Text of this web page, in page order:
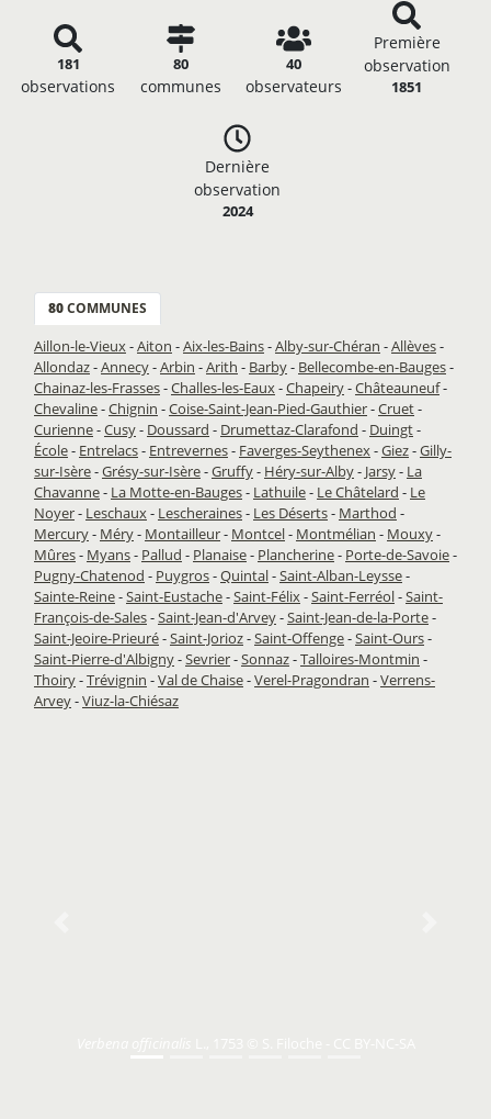
181
observations
80
communes
40
observateurs
Première
observation
1851
Dernière
observation
2024
80COMMUNES
Aillon-le-Vieux-Aiton -Aix-les-Bains-Alby-sur-Chéran -Allèves-
Allondaz-Annecy-Arbin -Arith - Barby- Bellecombe-en-Bauges-
Chainaz-les-Frasses-Challes-les-Eaux-Chapeiry-Châteauneuf-
Chevaline-Chignin -Coise-Saint-Jean-Pied-Gauthier-Cruet-
Curienne-Cusy- Doussard - Drumettaz-Clarafond - Duingt-
École- Entrelacs- Entrevernes- Faverges-Seythenex-Giez-Gilly-
sur-Isère-Grésy-sur-Isère-Gruffy- Héry-sur-Alby- Jarsy- La
Chavanne- La Motte-en-Bauges- Lathuile- Le Châtelard - Le
Noyer- Leschaux- Lescheraines- Les Déserts- Marthod -
Mercury- Méry- Montailleur- Montcel- Montmélian - Mouxy-
Mûres- Myans- Pallud - Planaise- Plancherine- Porte-de-Savoie-
Pugny-Chatenod - Puygros-Quintal-Saint-Alban-Leysse-
Sainte-Reine-Saint-Eustache-Saint-Félix-Saint-Ferréol-Saint-
François-de-Sales-Saint-Jean-d'Arvey-Saint-Jean-de-la-Porte-
Saint-Jeoire-Prieuré-Saint-Jorioz-Saint-Offenge-Saint-Ours-
Saint-Pierre-d'Albigny-Sevrier-Sonnaz-Talloires-Montmin -
Thoiry-Trévignin -Val de Chaise-Verel-Pragondran -Verrens-
Arvey-Viuz-la-Chiésaz